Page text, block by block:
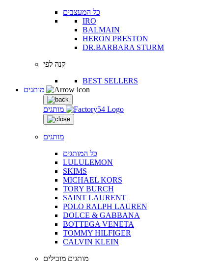
כל המעצבים
IRO
BALMAIN
HERON PRESTON
DR.BARBARA STURM
קנה לפי
BEST SELLERS
מותגים
מותגים
כל המותגים
LULULEMON
SKIMS
MICHAEL KORS
TORY BURCH
SAINT LAURENT
POLO RALPH LAUREN
DOLCE & GABBANA
BOTTEGA VENETA
TOMMY HILFIGER
CALVIN KLEIN
מותגים מובילים